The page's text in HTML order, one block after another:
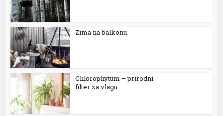
Zima na balkonu
Chlorophytum – prirodni
filter za vlagu